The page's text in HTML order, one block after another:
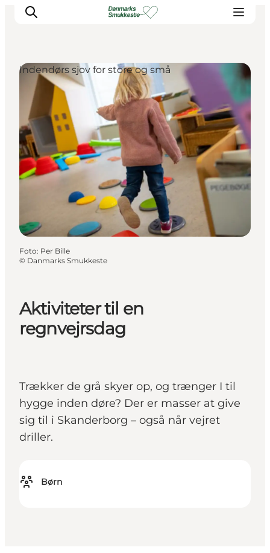
Oplev naturen
Opdag byerne
Det sker
Getaway
Overnatning
Planlæg
Aktiviteter til en
regnvejrsdag
Trækker de grå skyer op, og trænger I til
hygge inden døre? Der er masser at give
sig til i Skanderborg – også når vejret
driller.
Børn
Indendørs sjov for store og små
Foto: Per Bille
© Danmarks Smukkeste